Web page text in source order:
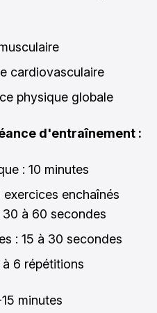
cardiovasculaire
physique globale
d'entraînement :
: 10 minutes
enchaînés
30 à 60 secondes
: 15 à 30 secondes
6 répétitions
minutes